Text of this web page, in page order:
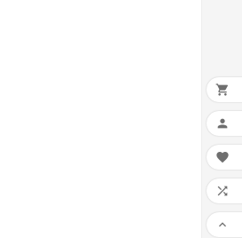




